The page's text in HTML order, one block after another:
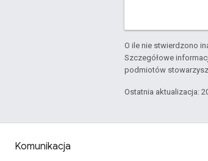
O ile nie stwierdzono
Szczegółowe
podmiotów
Ostatnia aktualizacja:
Komunikacja